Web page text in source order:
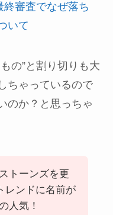
審査でなぜ落ち
いて
の”と割り切りも大
ちゃっているので
のか？と思っちゃ
トーンズを更
レンドに名前が
人気！